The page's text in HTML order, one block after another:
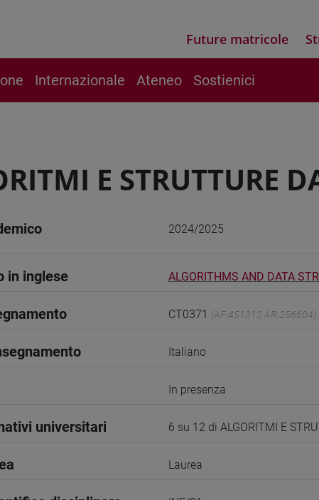
Future matricole
Internazionale Ateneo Sostienici
E STRUTTURE
2024/2025
in inglese ALGORITHMS AND DATA
CT0371 (AF:451312 AR:256604)
Italiano
In presenza
universitari 6 su 12 di ALGORITMI E
Laurea